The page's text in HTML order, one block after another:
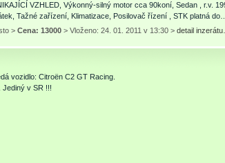
VZHLED, Výkonný-silný motor cca 90koní, Sedan , r.v.
Tažné zařízení, Klimatizace, Posilovač řízení , STK platná do…
> Cena: 13000 > Vloženo: 24. 01. 2011 v 13:30 > detail
vozidlo: Citroën C2 GT Racing.
Jediný v SR !!!